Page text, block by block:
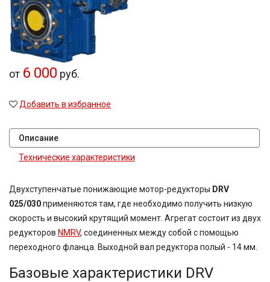
от 6 000 руб.
Добавить в избранное
Описание
Технические характеристики
Двухступенчатые понижающие мотор-редукторы DRV
025/030применяются там, где необходимо получить низкую
скорость и высокий крутящий момент. Агрегат состоит из двух
редукторов NMRV, соединенных между собой с помощью
переходного фланца. Выходной вал редуктора полый - 14 мм.
Базовые характеристики DRV